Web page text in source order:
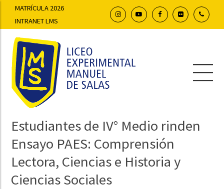
MATRÍCULA 2026
INTRANET LMS
Estudiantes de IV° Medio rinden
Ensayo PAES: Comprensión
Lectora, Ciencias e Historia y
Ciencias Sociales